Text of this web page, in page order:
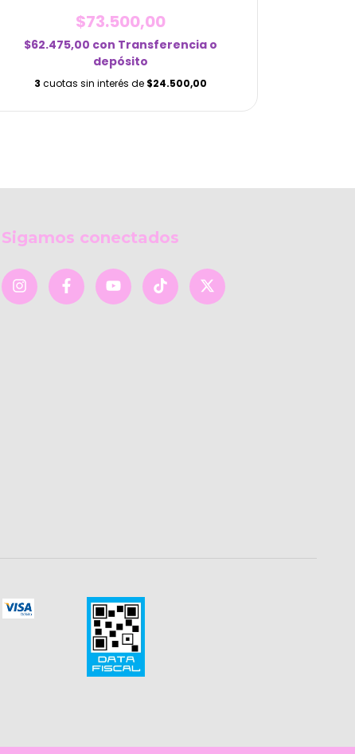
$73.500,00
$62.475,00 con Transferencia o
depósito
3 cuotas sin interés de $24.500,00
Sigamos conectados